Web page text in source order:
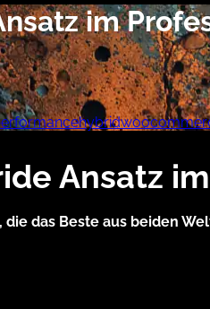
im
hybrid
Ansatz
das Beste aus beiden